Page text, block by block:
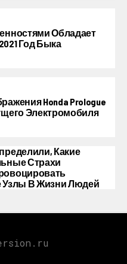
Обладает
Год Быка
Honda Prologue
Электромобиля
Какие
Страхи
Узлы В Жизни Людей